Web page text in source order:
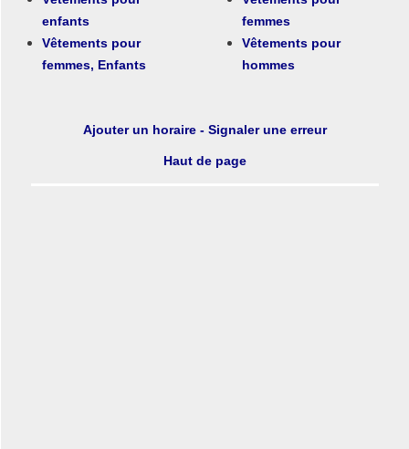
enfants
femmes
Vêtements pour
femmes, Enfants
Vêtements pour
hommes
Ajouter un horaire - Signaler une erreur
Haut de page